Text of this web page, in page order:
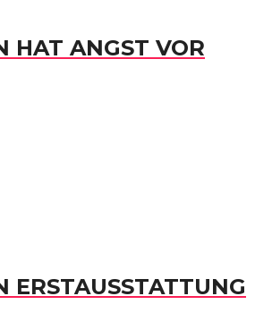
HAT ANGST VOR
ERSTAUSSTATTUNG